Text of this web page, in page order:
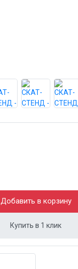
Добавить в корзину
Купить в 1 клик